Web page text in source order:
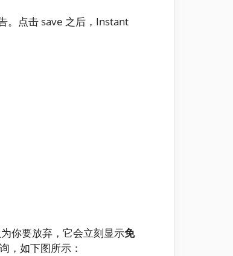
。点击 save 之后，Instant
你要放弃，它会立刻显示免
，如下图所示：